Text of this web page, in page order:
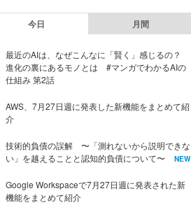
今日 月間
最近のAIは、なぜこんなに「賢く」感じるの？
進化の裏にあるモノとは #マンガでわかるAIの
仕組み 第2話
AWS、7月27日週に発表した新機能をまとめて紹
介
技術的負債の誤解 〜「測れないから説明できな
い」を越えることと認知的負債について〜
NEW
Google Workspaceで7月27日週に発表された新
機能をまとめて紹介